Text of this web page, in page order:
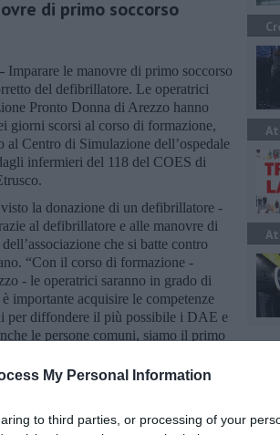
My Personal Information
to third parties, or processing of your
di primo soccorso
Imparare le manovre di primo soccorso
del defibrillatore. Le operatrici
Pronto Donna di Arezzo hanno
giorni scorsi al corso di formazione,
al Centro di Simulazione dell’ospedale
infermieri del 118 del COES di
la donazione di un defibrillatore -
al defibrillatore e alle manovre di
che si batte contro
“Con il corso di formazione -
- le operatrici saranno in grado di
importante acquisire le competenze
per diffondere il più possibile i DAE e
le persone comuni, siamo il primo
essere pronti ad affrontarli con